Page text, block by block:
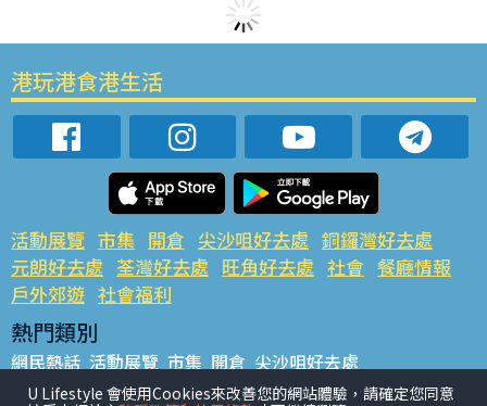
港玩港食港生活
活動展覽 市集 開倉 尖沙咀好去處 銅鑼灣好去處
元朗好去處 荃灣好去處 旺角好去處 社會 餐廳情報
戶外郊遊 社會福利
熱門類別
網民熱話 活動展覽 市集 開倉 尖沙咀好去處
銅鑼灣好去處 元朗好去處 荃灣好去處 旺角好去處 社會
U Lifestyle 會使用Cookies來改善您的網站體驗，請確定您同意